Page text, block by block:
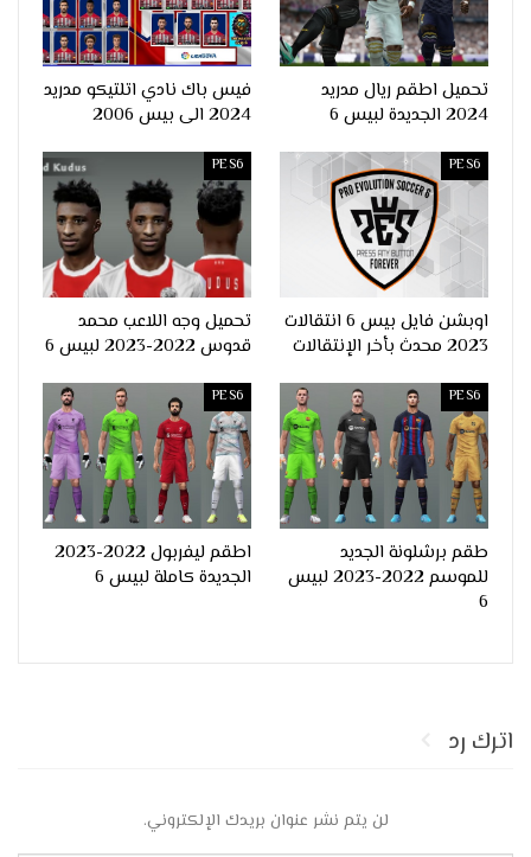
تحميل اطقم ريال مدريد
2024 الجديدة لبيس 6
فيس باك نادي اتلتيكو مدريد
2024 الى بيس 2006
PES6
اوبشن فايل بيس 6 انتقالات
2023 محدث بأخر الإنتقالات
PES6
تحميل وجه اللاعب محمد
قدوس 2022-2023 لبيس 6
PES6
طقم برشلونة الجديد
للموسم 2022-2023 لبيس
6
PES6
اطقم ليفربول 2022-2023
الجديدة كاملة لبيس 6
اترك رد
لن يتم نشر عنوان بريدك الإلكتروني.